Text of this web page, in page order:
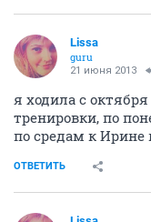
Lissa
guru
21 июня 2013
я ходила с
тренировки, по
по средам к Ирине
ОТВЕТИТЬ